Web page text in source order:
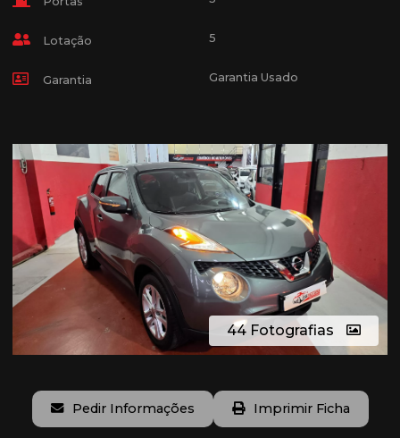
Lotação 5
Garantia Garantia Usado
44 Fotografias
Pedir Informações Imprimir Ficha